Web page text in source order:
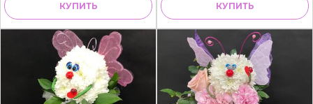
КУПИТЬ КУПИТЬ